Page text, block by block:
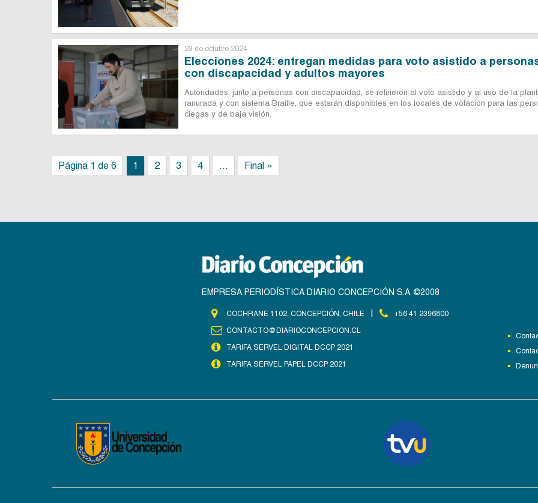
23 de octubre 2024
Elecciones 2024: entregan medidas para voto asistido a
con discapacidad y adultos mayores
Autoridades, junto a personas con discapacidad, se refirieron al voto asistido y al uso de la
ranurada y con sistema Braille, que estarán disponibles en los locales de votación para las
ciegas y de baja visión.
Página 1 de 6 1 2 3 4 ... Final »
EMPRESA PERIODÍSTICA DIARIO CONCEPCIÓN S.A. ©2008
COCHRANE 1102, CONCEPCIÓN, CHILE
+56 41 2396800
CONTACTO@DIARIOCONCEPCION.CL
TARIFA SERVEL DIGITAL DCCP 2021
TARIFA SERVEL PAPEL DCCP 2021